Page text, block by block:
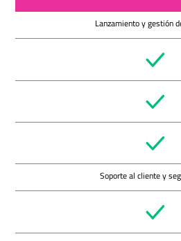
Lanzamiento y gestión
Soporte al cliente y